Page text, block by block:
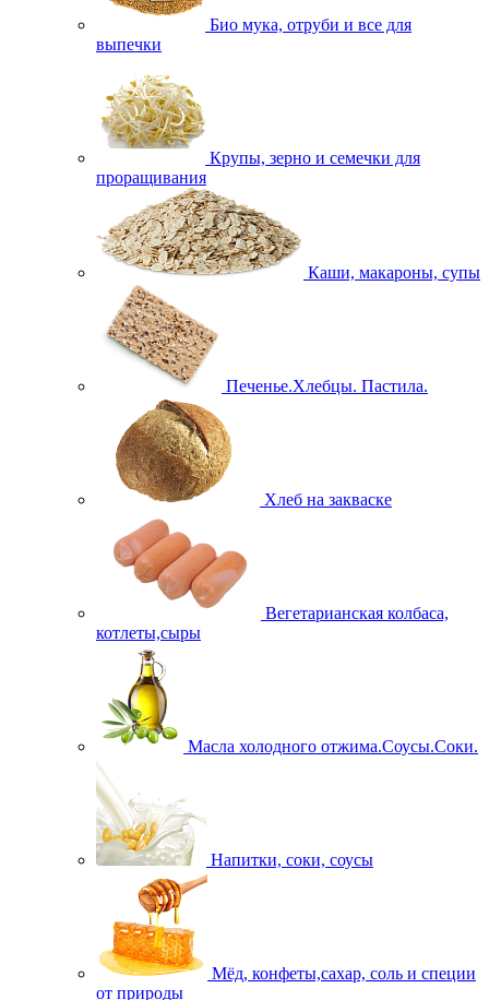
Био мука, отруби и все для
выпечки
Крупы, зерно и семечки для
проращивания
Каши, макароны, супы
Печенье.Хлебцы. Пастила.
Хлеб на закваске
Вегетарианская колбаса,
котлеты,сыры
Масла холодного отжима.Соусы.Соки.
Напитки, соки, соусы
Мёд, конфеты,сахар, соль и специи
от природы